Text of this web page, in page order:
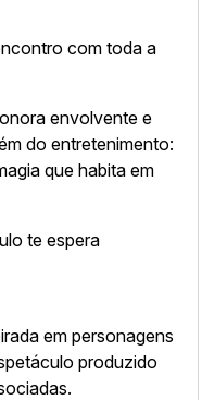
com toda a
envolvente e
do entretenimento:
que habita em
te espera
em personagens
produzido